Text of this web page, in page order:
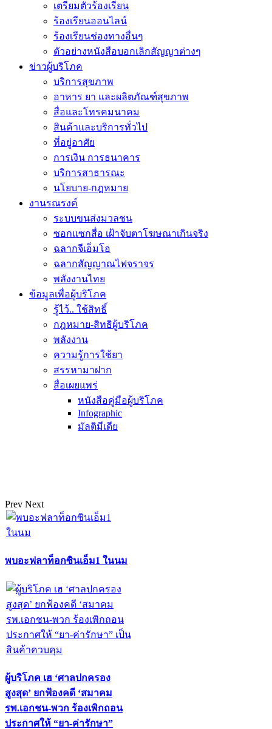
เตรียมตัวร้องเรียน
ร้องเรียนออนไลน์
ร้องเรียนช่องทางอื่นๆ
ตัวอย่างหนังสือบอกเลิกสัญญาต่างๆ
ข่าวผู้บริโภค
บริการสุขภาพ
อาหาร ยา และผลิตภัณฑ์สุขภาพ
สื่อและโทรคมนาคม
สินค้าและบริการทั่วไป
ที่อยู่อาศัย
การเงิน การธนาคาร
บริการสาธารณะ
นโยบาย-กฎหมาย
งานรณรงค์
ระบบขนส่งมวลชน
ซอกแซกสื่อ เฝ้าจับตาโฆษณาเกินจริง
ฉลากจีเอ็มโอ
ฉลากสัญญาณไฟจราจร
พลังงานไทย
ข้อมูลเพื่อผู้บริโภค
รู้ไว้.. ใช้สิทธิ์
กฎหมาย-สิทธิผู้บริโภค
พลังงาน
ความรู้การใช้ยา
สรรหามาฝาก
สื่อเผยแพร่
หนังสือคู่มือผู้บริโภค
Infographic
มัลติมีเดีย
Prev Next
พบอะฟลาท็อกซินเอ็ม1 ในนม
ผู้บริโภค เฮ ‘ศาลปกครอง
สูงสุด’ ยกฟ้องคดี ‘สมาคม
รพ.เอกชน-พวก ร้องเพิกถอน
ประกาศให้ “ยา-ค่ารักษา”